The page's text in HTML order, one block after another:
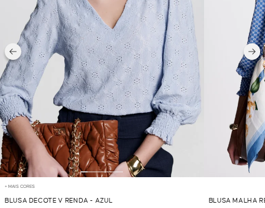
+ MAIS CORES
BLUSA DECOTE V RENDA - AZUL BLUSA MALHA